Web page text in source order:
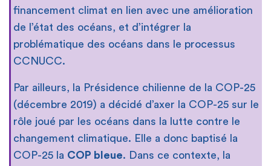
financement climat en lien avec une amélioration
de l’état des océans, et d’intégrer la
problématique des océans dans le processus
CCNUCC.
Par ailleurs, la Présidence chilienne de la COP-25
(décembre 2019) a décidé d’axer la COP-25 sur le
rôle joué par les océans dans la lutte contre le
changement climatique. Elle a donc baptisé la
COP-25 la COP bleue. Dans ce contexte, la